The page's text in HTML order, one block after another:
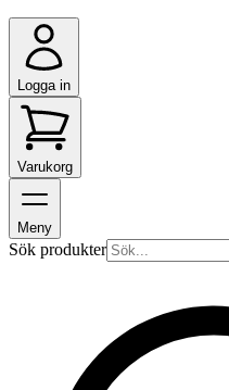
Logga in
Varukorg
Meny
Sök produkter